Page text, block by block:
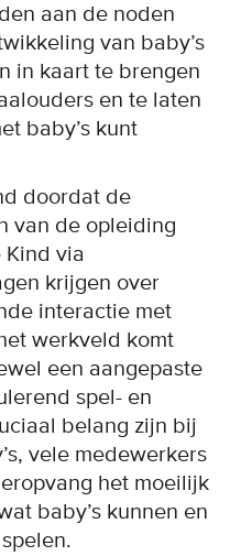
aan de noden
van baby’s
in kaart te brengen
en te laten
baby’s kunt
doordat de
van de opleiding
via
krijgen over
interactie met
werkveld komt
een aangepaste
spel- en
belang zijn bij
vele medewerkers
het moeilijk
baby’s kunnen en